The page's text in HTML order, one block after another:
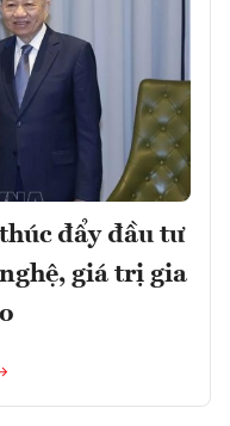
đẩy đầu tư
giá trị gia